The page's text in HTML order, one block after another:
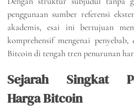
penggunaan sumber referensi
akademis, esai ini bertujuan
komprehensif mengenai
Bitcoin di tengah tren penurunan
Sejarah Singkat
Harga Bitcoin